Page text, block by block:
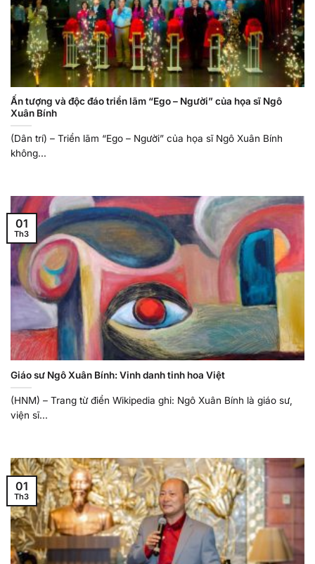
Ấn tượng và độc đáo triển lãm “Ego – Người” của họa sĩ Ngô
Xuân Bính
(Dân trí) – Triển lãm “Ego – Người” của họa sĩ Ngô Xuân Bính
không...
Giáo sư Ngô Xuân Bính: Vinh danh tinh hoa Việt
(HNM) – Trang từ điển Wikipedia ghi: Ngô Xuân Bính là giáo sư,
viện sĩ...
01
Th3
01
Th3